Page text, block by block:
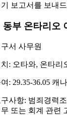
보고서를 보내
동부 온타리오
서 사무원
: 오타와, 온타리
: 29.35-36.05 캐
사항: 범죄경력
또는 회계 관련